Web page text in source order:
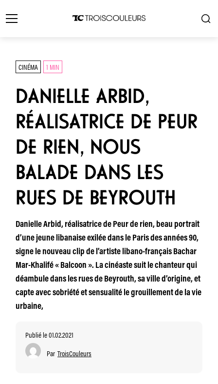
CINÉMA 1 MIN
DANIELLE ARBID,
RÉALISATRICE DE PEUR
DE RIEN, NOUS
BALADE DANS LES
RUES DE BEYROUTH
Danielle Arbid, réalisatrice de Peur de rien, beau portrait
d’une jeune libanaise exilée dans le Paris des années 90,
signe le nouveau clip de l’artiste libano-français Bachar
Mar-Khalifé « Balcoon ». La cinéaste suit le chanteur qui
déambule dans les rues de Beyrouth, sa ville d’origine, et
capte avec sobriété et sensualité le grouillement de la vie
urbaine,
Publié le 01.02.2021
Par TroisCouleurs